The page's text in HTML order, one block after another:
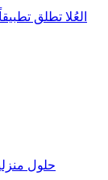
العُلا تطلق
حلول